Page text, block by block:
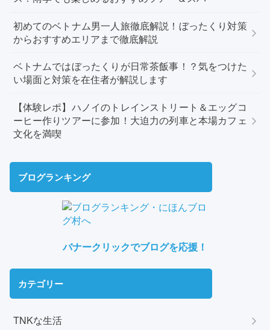
初めてのベトナム男一人旅徹底解説！ぼったくり対策
からおすすめエリアまで徹底解説
ベトナムではぼったくりが日常茶飯事！？気をつけた
い場面と対策を在住者が解説します
【体験レポ】ハノイのトレインストリート＆エッグコ
ーヒー作りツアーに参加！大迫力の列車と本場カフェ
文化を満喫
ブログランキング
バナークリックでブログを応援！
カテゴリー
TNKな生活